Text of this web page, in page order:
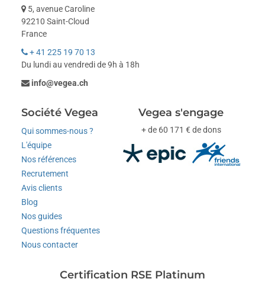
5, avenue Caroline
92210 Saint-Cloud
France
+ 41 225 19 70 13
Du lundi au vendredi de 9h à 18h
info@vegea.ch
Société Vegea
Qui sommes-nous ?
L'équipe
Nos références
Recrutement
Avis clients
Blog
Nos guides
Questions fréquentes
Nous contacter
Vegea s'engage
+ de 60 171 € de dons
Certification RSE Platinum